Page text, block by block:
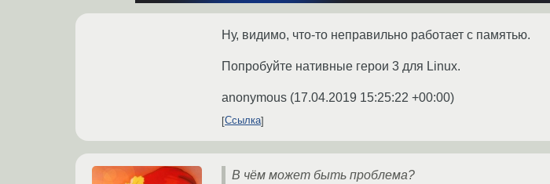
Ну, видимо, что-то неправильно работает с памятью.
Попробуйте нативные герои 3 для Linux.
anonymous (17.04.2019 15:25:22 +00:00)
Ссылка
В чём может быть проблема?